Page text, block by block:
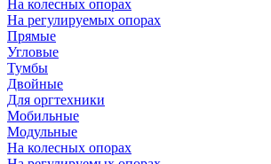
На колесных опорах
На регулируемых опорах
Прямые
Угловые
Тумбы
Двойные
Для оргтехники
Мобильные
Модульные
На колесных опорах